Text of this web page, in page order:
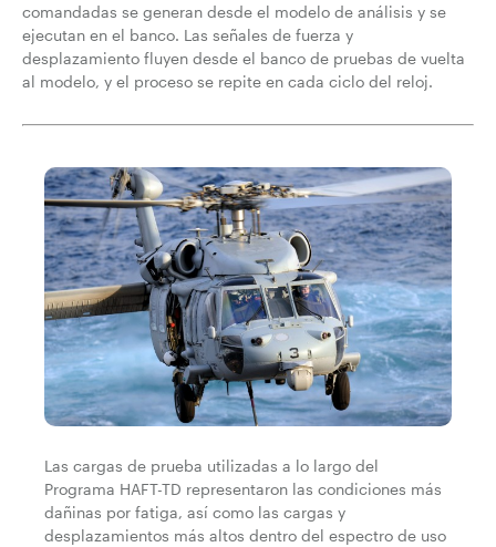
comandadas se generan desde el modelo de análisis y se
ejecutan en el banco. Las señales de fuerza y
desplazamiento fluyen desde el banco de pruebas de vuelta
al modelo, y el proceso se repite en cada ciclo del reloj.
Las cargas de prueba utilizadas a lo largo del
Programa HAFT-TD representaron las condiciones más
dañinas por fatiga, así como las cargas y
desplazamientos más altos dentro del espectro de uso